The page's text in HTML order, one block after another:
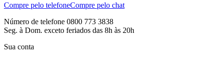
Compre pelo telefoneCompre pelo chat
Número de telefone 0800 773 3838
Seg. à Dom. exceto feriados das 8h às 20h
Sua conta